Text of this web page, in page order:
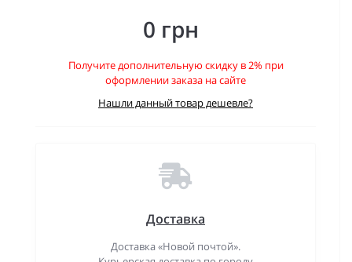
0 грн
Получите дополнительную скидку в 2% при
оформлении заказа на сайте
Нашли данный товар дешевле?
Доставка
Доставка «Новой почтой».